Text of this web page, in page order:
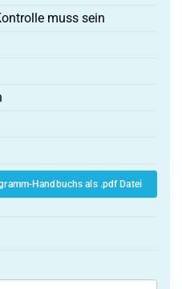
muss sein
Handbuchs als .pdf Datei